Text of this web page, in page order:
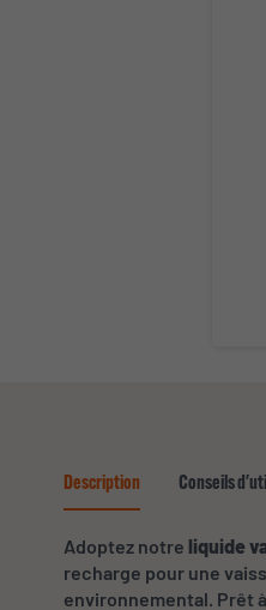
Description Conseils
Adoptez notre liquide
recharge pour une
environnemental. Prêt